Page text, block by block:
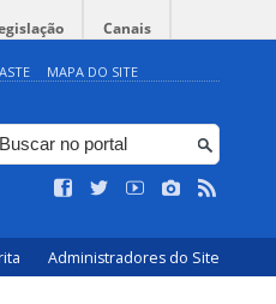
Canais
MAPA DO SITE
Administradores do Site